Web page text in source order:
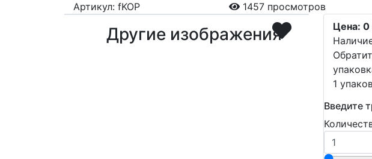
Артикул: fKOP 1457 просмотров
Другие изображения Цена: 0
1
Введите